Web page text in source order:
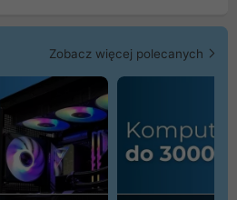
Zobacz więcej polecanych